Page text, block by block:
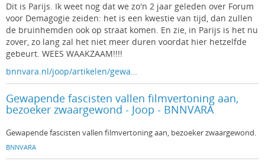
Dit is Parijs. Ik weet nog dat we zo'n 2 jaar geleden over Forum
voor Demagogie zeiden: het is een kwestie van tijd, dan zullen
de bruinhemden ook op straat komen. En zie, in Parijs is het nu
zover, zo lang zal het niet meer duren voordat hier hetzelfde
gebeurt. WEES WAAKZAAM!!!!
bnnvara.nl/joop/artikelen/gewa…
Gewapende fascisten vallen filmvertoning aan,
bezoeker zwaargewond - Joop - BNNVARA
Gewapende fascisten vallen filmvertoning aan, bezoeker zwaargewond.
BNNVARA